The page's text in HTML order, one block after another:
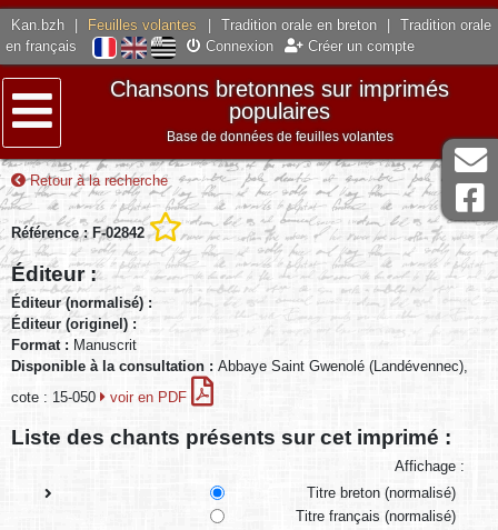
Kan.bzh Feuilles volantes Tradition orale en breton
Tradition orale
en français
Connexion Créer un compte
Menu
Chansons bretonnes sur imprimés
populaires
Base de données de feuilles volantes
Retour à la recherche
Référence : F-02842
Éditeur :
Éditeur (normalisé) :
Éditeur (originel) :
Format : Manuscrit
Disponible à la consultation : Abbaye Saint Gwenolé (Landévennec),
cote : 15-050
voir en PDF
Liste des chants présents sur cet imprimé :
Affichage :
Titre breton (normalisé)
Titre français (normalisé)